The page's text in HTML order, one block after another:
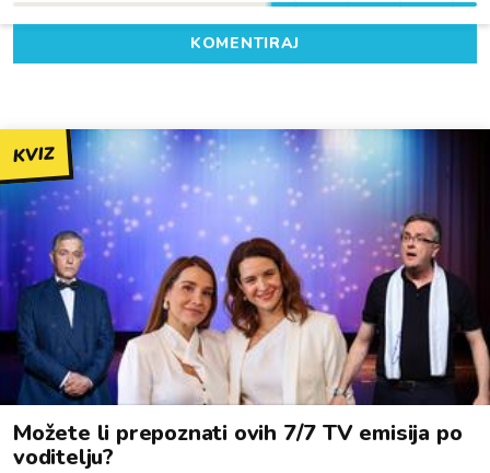
KOMENTIRAJ
KVIZ
Možete li prepoznati ovih 7/7 TV emisija po
voditelju?